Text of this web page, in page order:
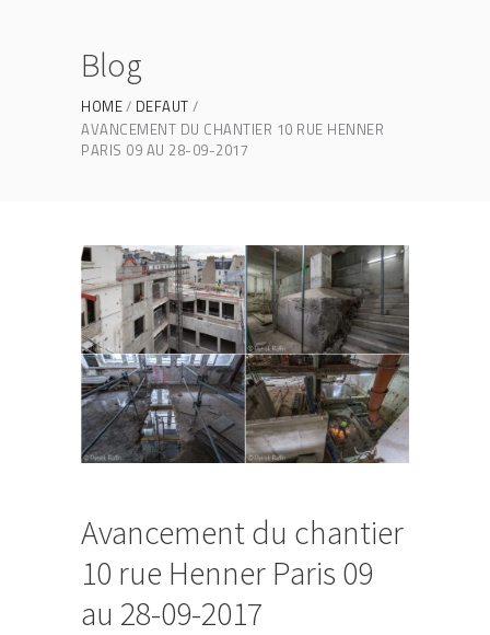
Blog
HOME
DEFAUT
AVANCEMENT DU CHANTIER 10 RUE HENNER
PARIS 09 AU 28-09-2017
Avancement du chantier
10 rue Henner Paris 09
au 28-09-2017